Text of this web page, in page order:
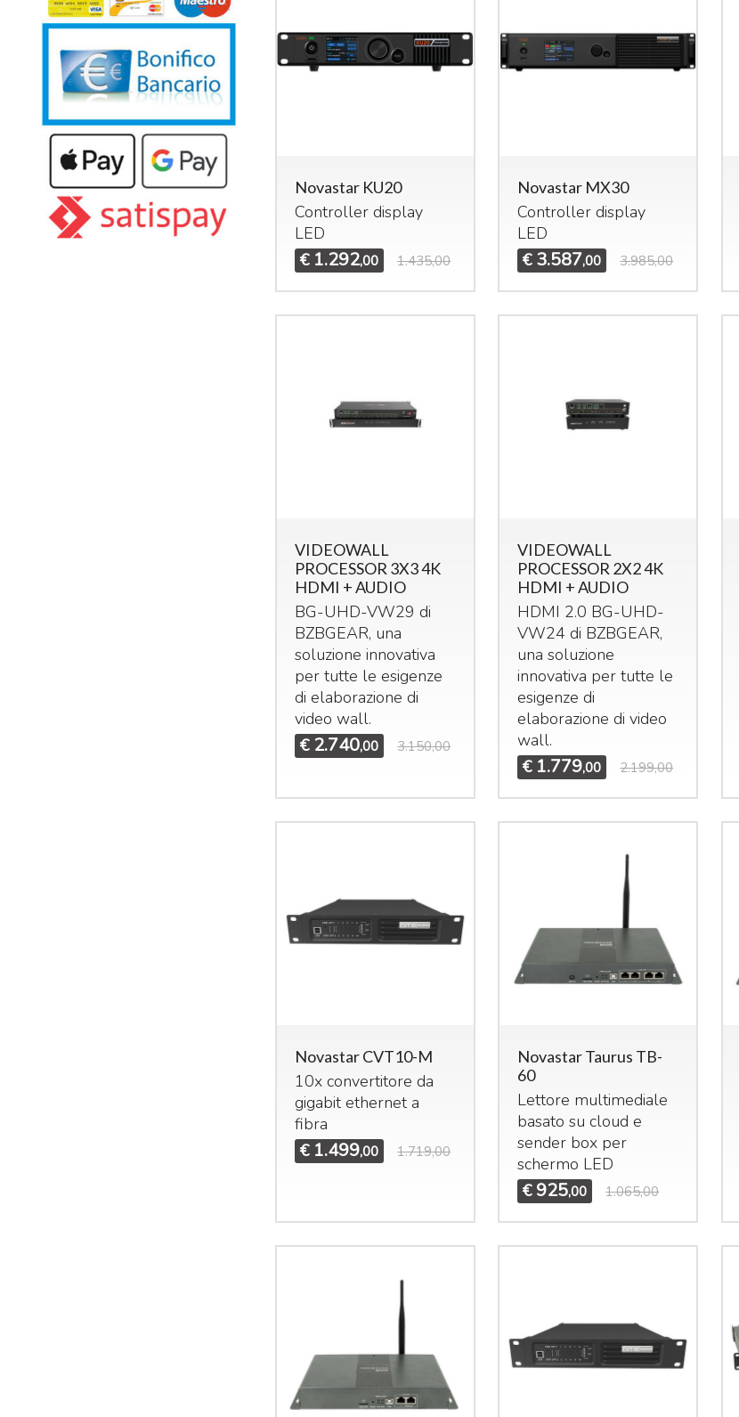
Novastar KU20
Controller display
LED
€ 1.292,00 1.435,00
Novastar MX30
Controller display
LED
€ 3.587,00 3.985,00
VIDEOWALL
PROCESSOR 3X3 4K
HDMI + AUDIO
BG-UHD-VW29 di
BZBGEAR, una
soluzione innovativa
per tutte le esigenze
di elaborazione di
video wall.
€ 2.740,00 3.150,00
VIDEOWALL
PROCESSOR 2X2 4K
HDMI + AUDIO
HDMI 2.0 BG-UHD-
VW24 di BZBGEAR,
una soluzione
innovativa per tutte le
esigenze di
elaborazione di video
wall.
€ 1.779,00 2.199,00
Novastar CVT10-M
10x convertitore da
gigabit ethernet a
fibra
€ 1.499,00 1.719,00
Novastar Taurus TB-
60
Lettore multimediale
basato su cloud e
sender box per
schermo LED
€ 925,00 1.065,00